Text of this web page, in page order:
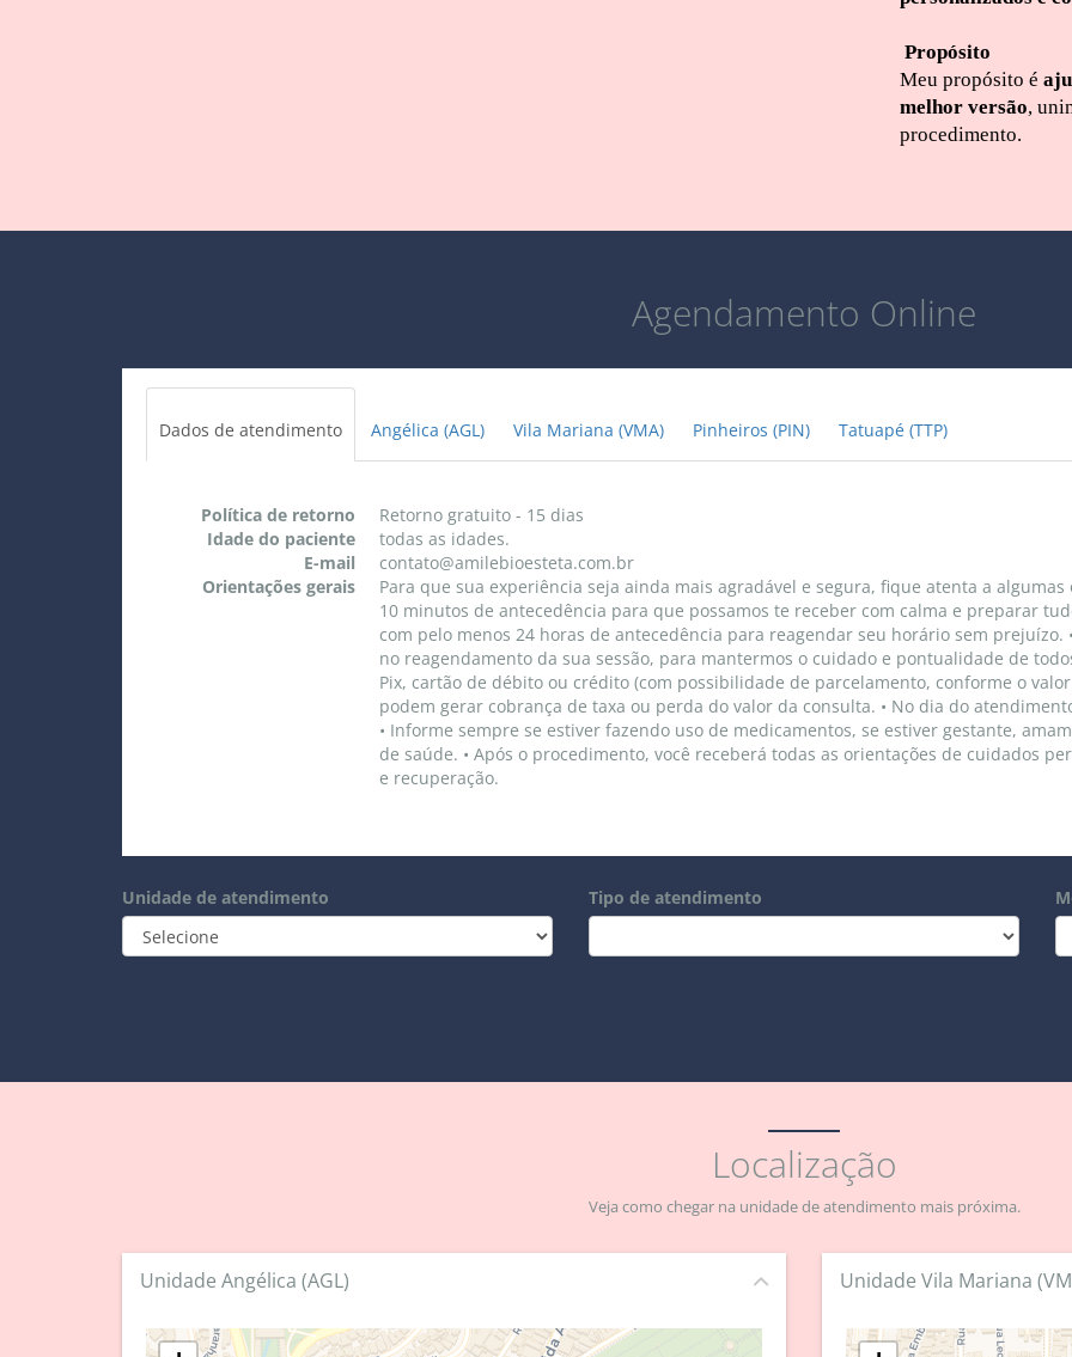
Propósito
Meu propósito é
melhor versão,
procedimento.
Agendamento Online
Dados de atendimento Angélica (AGL) Vila Mariana (VMA) Pinheiros (PIN) Tatuapé (TTP)
Política de retorno
Retorno gratuito - 15 dias
Idade do paciente
todas as idades.
E-mail
contato@amilebioesteta.com.br
Orientações gerais
Para que sua experiência seja ainda mais agradável e segura, fique atenta a
10 minutos de antecedência para que possamos te receber com calma e preparar
com pelo menos 24 horas de antecedência para reagendar seu horário sem
no reagendamento da sua sessão, para mantermos o cuidado e pontualidade de
Pix, cartão de débito ou crédito (com possibilidade de parcelamento, conforme o
podem gerar cobrança de taxa ou perda do valor da consulta. • No dia do
• Informe sempre se estiver fazendo uso de medicamentos, se estiver gestante,
de saúde. • Após o procedimento, você receberá todas as orientações de cuidados
e recuperação.
Unidade de atendimento Tipo de atendimento
Localização
Veja como chegar na unidade de atendimento mais próxima.
Unidade Angélica (AGL) Unidade Vila Mariana